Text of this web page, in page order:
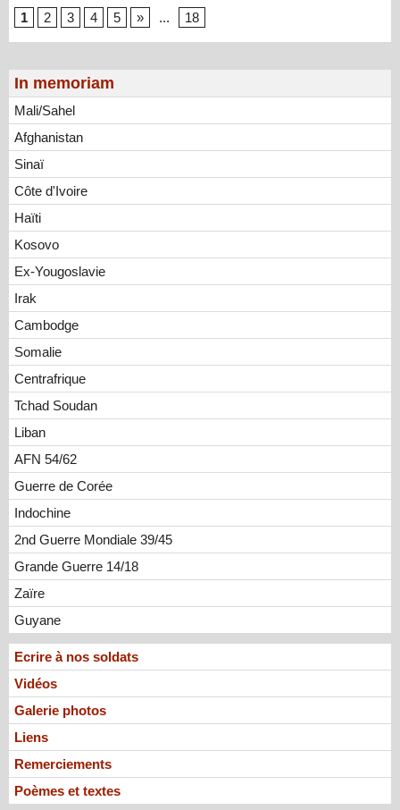
In memoriam
Mali/Sahel
Afghanistan
Sinaï
Côte d'Ivoire
Haïti
Kosovo
Ex-Yougoslavie
Irak
Cambodge
Somalie
Centrafrique
Tchad Soudan
Liban
AFN 54/62
Guerre de Corée
Indochine
2nd Guerre Mondiale 39/45
Grande Guerre 14/18
Zaïre
Guyane
Ecrire à nos soldats
Vidéos
Galerie photos
Liens
Remerciements
Poèmes et textes
1
2 3 4 5 » ... 18